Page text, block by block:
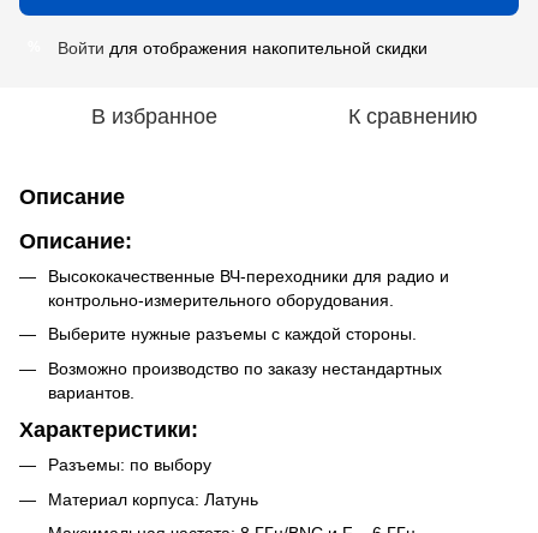
Войти для отображения накопительной скидки
В избранное К сравнению
Описание
Описание:
Высококачественные ВЧ-переходники для радио и
контрольно-измерительного оборудования.
Выберите нужные разъемы с каждой стороны.
Возможно производство по заказу нестандартных
вариантов.
Характеристики:
Разъемы: по выбору
Материал корпуса: Латунь